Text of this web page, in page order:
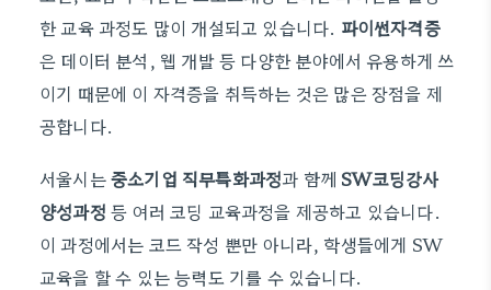
한 교육 과정도 많이 개설되고 있습니다. 파이썬자격증
은 데이터 분석, 웹 개발 등 다양한 분야에서 유용하게 쓰
이기 때문에 이 자격증을 취득하는 것은 많은 장점을 제
공합니다.
서울시는중소기업 직무특화과정과 함께 SW코딩강사
양성과정 등 여러 코딩 교육과정을 제공하고 있습니다.
이 과정에서는 코드 작성 뿐만 아니라, 학생들에게 SW
교육을 할 수 있는 능력도 기를 수 있습니다.